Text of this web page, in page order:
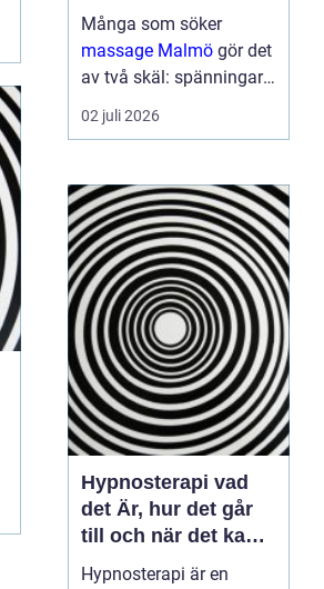
mer energi
Många som söker
massage Malmö gör det
av två skäl: spänningar
och smärta har blivit för
mycket, eller behovet av
sig starkare än
vardagens tempo.
Samtidigt kan utbudet
kän...
02 juli 2026
Hypnosterapi vad
det Är, hur det går
till och när det kan
hjälpa
Hypnosterapi är en